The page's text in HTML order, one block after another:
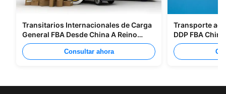
Transitarios Internacionales de Carga
General FBA Desde China A Reino
Unido Italia Portugal
Consultar ahora
Transporte
DDP FBA
Europa